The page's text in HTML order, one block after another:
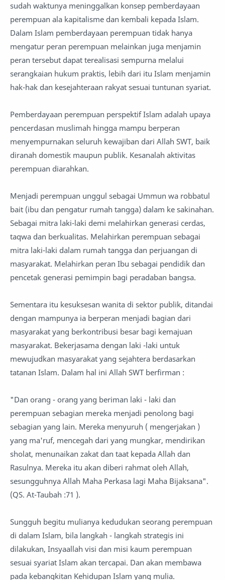
sudah waktunya meninggalkan konsep pemberdayaan
perempuan ala kapitalisme dan kembali kepada Islam.
Dalam Islam pemberdayaan perempuan tidak hanya
mengatur peran perempuan melainkan juga menjamin
peran tersebut dapat terealisasi sempurna melalui
serangkaian hukum praktis, lebih dari itu Islam menjamin
hak-hak dan kesejahteraan rakyat sesuai tuntunan syariat.
Pemberdayaan perempuan perspektif Islam adalah upaya
pencerdasan muslimah hingga mampu berperan
menyempurnakan seluruh kewajiban dari Allah SWT, baik
diranah domestik maupun publik. Kesanalah aktivitas
perempuan diarahkan.
Menjadi perempuan unggul sebagai Ummun wa robbatul
bait (ibu dan pengatur rumah tangga) dalam ke sakinahan.
Sebagai mitra laki-laki demi melahirkan generasi cerdas,
taqwa dan berkualitas. Melahirkan perempuan sebagai
mitra laki-laki dalam rumah tangga dan perjuangan di
masyarakat. Melahirkan peran Ibu sebagai pendidik dan
pencetak generasi pemimpin bagi peradaban bangsa.
Sementara itu kesuksesan wanita di sektor publik, ditandai
dengan mampunya ia berperan menjadi bagian dari
masyarakat yang berkontribusi besar bagi kemajuan
masyarakat. Bekerjasama dengan laki -laki untuk
mewujudkan masyarakat yang sejahtera berdasarkan
tatanan Islam. Dalam hal ini Allah SWT berfirman :
"Dan orang - orang yang beriman laki - laki dan
perempuan sebagian mereka menjadi penolong bagi
sebagian yang lain. Mereka menyuruh ( mengerjakan )
yang ma'ruf, mencegah dari yang mungkar, mendirikan
sholat, menunaikan zakat dan taat kepada Allah dan
Rasulnya. Mereka itu akan diberi rahmat oleh Allah,
sesungguhnya Allah Maha Perkasa lagi Maha Bijaksana".
(QS. At-Taubah :71 ).
Sungguh begitu mulianya kedudukan seorang perempuan
di dalam Islam, bila langkah - langkah strategis ini
dilakukan, Insyaallah visi dan misi kaum perempuan
sesuai syariat Islam akan tercapai. Dan akan membawa
pada kebangkitan Kehidupan Islam yang mulia.